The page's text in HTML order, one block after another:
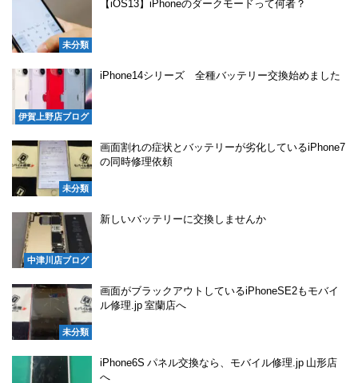
未分類
【iOS13】iPhoneのダークモードって何者？
伊賀上野店ブログ
iPhone14シリーズ 全種バッテリー交換始めました
未分類
画面割れの症状とバッテリーが劣化しているiPhone7
の同時修理依頼
中津川店ブログ
新しいバッテリーに交換しませんか
未分類
画面がブラックアウトしているiPhoneSE2もモバイ
ル修理.jp 室蘭店へ
iPhone6S パネル交換なら、モバイル修理.jp 山形店
へ